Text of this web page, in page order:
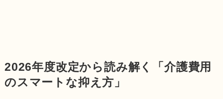
2026年度改定から読み解く「介護費用
のスマートな抑え方」